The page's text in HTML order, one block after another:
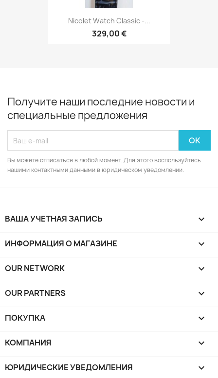
Nicolet Watch Classic -...
329,00 €
Получите наши последние новости и
специальные предложения
Вы можете отписаться в любой момент. Для этого воспользуйтесь
нашими контактными данными в юридическом уведомлении.
ВАША УЧЕТНАЯ ЗАПИСЬ 
ИНФОРМАЦИЯ О МАГАЗИНЕ keyboard_arrow_down
OUR NETWORK keyboard_arrow_down
OUR PARTNERS keyboard_arrow_down
ПОКУПКА 
КОМПАНИЯ 
ЮРИДИЧЕСКИЕ УВЕДОМЛЕНИЯ 